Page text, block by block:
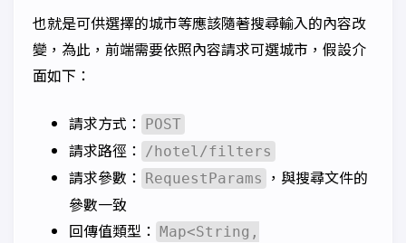
也就是可供選擇的城市等應該隨著搜尋輸入的內容改
變，為此，前端需要依照內容請求可選城市，假設介
面如下：
請求方式： POST
請求路徑： /hotel/filters
請求參數： RequestParams
，與搜尋文件的
參數一致
回傳值類型：
Map<String,